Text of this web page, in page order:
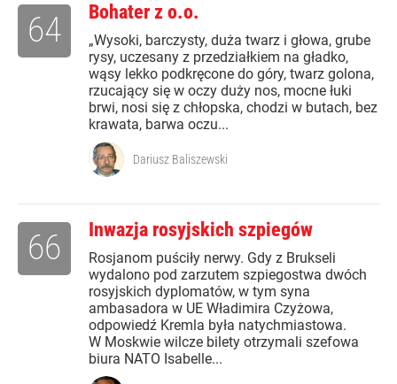
Bohater z o.o.
„Wysoki, barczysty, duża twarz i głowa, grube
rysy, uczesany z przedziałkiem na gładko,
wąsy lekko podkręcone do góry, twarz golona,
rzucający się w oczy duży nos, mocne łuki
brwi, nosi się z chłopska, chodzi w butach, bez
krawata, barwa oczu...
64
Dariusz Baliszewski
Inwazja rosyjskich szpiegów
Rosjanom puściły nerwy. Gdy z Brukseli
wydalono pod zarzutem szpiegostwa dwóch
rosyjskich dyplomatów, w tym syna
ambasadora w UE Władimira Czyżowa,
odpowiedź Kremla była natychmiastowa.
W Moskwie wilcze bilety otrzymali szefowa
biura NATO Isabelle...
66